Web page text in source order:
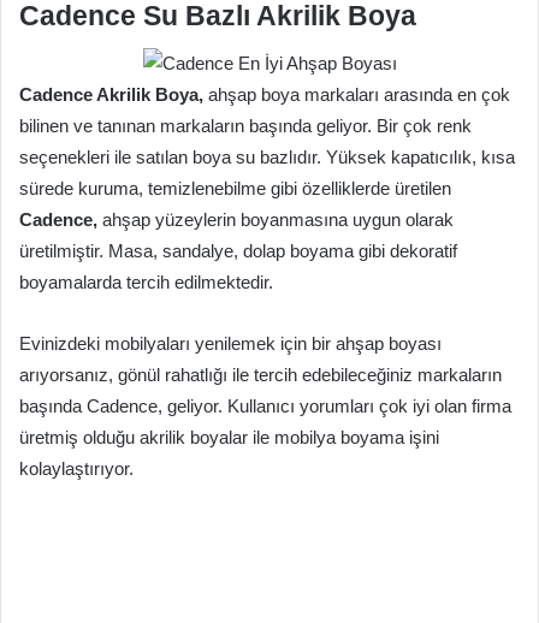
Cadence Su Bazlı Akrilik Boya
Cadence Akrilik Boya, ahşap boya markaları arasında en çok
bilinen ve tanınan markaların başında geliyor. Bir çok renk
seçenekleri ile satılan boya su bazlıdır. Yüksek kapatıcılık, kısa
sürede kuruma, temizlenebilme gibi özelliklerde üretilen
Cadence, ahşap yüzeylerin boyanmasına uygun olarak
üretilmiştir. Masa, sandalye, dolap boyama gibi dekoratif
boyamalarda tercih edilmektedir.
Evinizdeki mobilyaları yenilemek için bir ahşap boyası
arıyorsanız, gönül rahatlığı ile tercih edebileceğiniz markaların
başında Cadence, geliyor. Kullanıcı yorumları çok iyi olan firma
üretmiş olduğu akrilik boyalar ile mobilya boyama işini
kolaylaştırıyor.